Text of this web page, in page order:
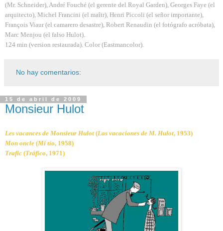
(Mr. Schneider), André Fouché (el gerente del Royal Garden), Georges Faye (el
arquitecto), Michel Francini (el maîtr), Henri Piccoli (el señor importante),
François Viaur (el camarero desastre), Robert Renaudin (el fotógrafo acróbata),
Marc Menjou (el falso Hulot).
124 min (version restaurada). Color (Eastmancolor).
No hay comentarios:
15 de abril de 2009
Monsieur Hulot
Les vacances de Monsieur Hulot (Las vacaciones de M. Hulot, 1953)
Mon oncle (Mi tío, 1958)
Trafic (Tráfico, 1971)